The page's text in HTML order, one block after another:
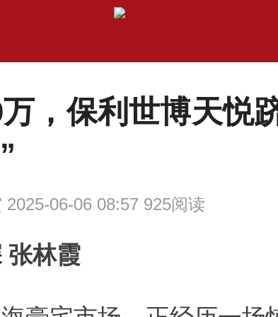
，保利世博天悦
2025-06-06 08:57 925阅读
张林霞